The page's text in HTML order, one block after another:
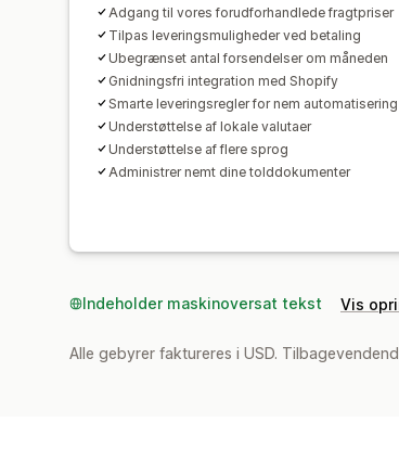
Adgang til vores forudforhandlede fragtpriser
Tilpas leveringsmuligheder ved betaling
Ubegrænset antal forsendelser om måneden
Gnidningsfri integration med Shopify
Smarte leveringsregler for nem automatisering
Understøttelse af lokale valutaer
Understøttelse af flere sprog
Administrer nemt dine tolddokumenter
Indeholder maskinoversat tekst Vis
Alle gebyrer faktureres i USD.